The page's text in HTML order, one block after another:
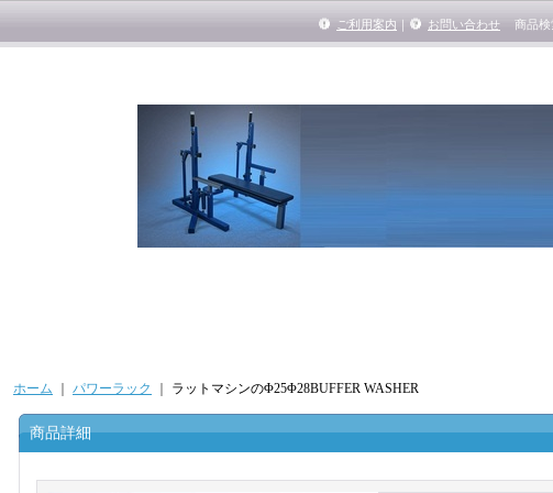
ご利用案内 ｜ お問い合わせ 商品検
ホーム パワーラック ラットマシンのΦ25Φ28BUFFER WASHER
商品詳細